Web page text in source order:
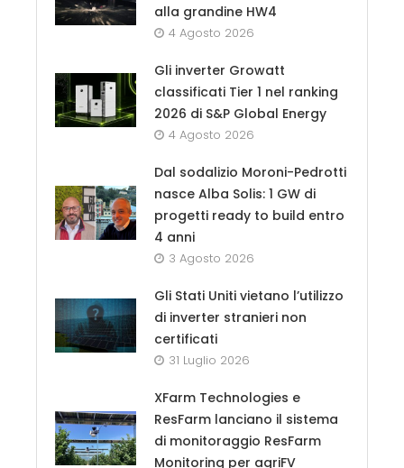
alla grandine HW4
4 Agosto 2026
Gli inverter Growatt
classificati Tier 1 nel ranking
2026 di S&P Global Energy
4 Agosto 2026
Dal sodalizio Moroni-Pedrotti
nasce Alba Solis: 1 GW di
progetti ready to build entro
4 anni
3 Agosto 2026
Gli Stati Uniti vietano l’utilizzo
di inverter stranieri non
certificati
31 Luglio 2026
XFarm Technologies e
ResFarm lanciano il sistema
di monitoraggio ResFarm
Monitoring per agriFV